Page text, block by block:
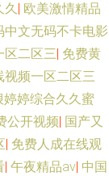
久| 欧美激情精品
中文无码不卡电影
区二区三| 免费黄
视频一区二区三
婷婷综合久久蜜
公开视频| 国产又
| 免费人成在线观
| 午夜精品av| 中国